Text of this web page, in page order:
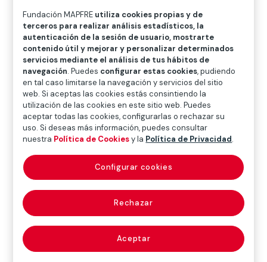
V
W X Y Z
Diccionario de seguros
bienes inalienables
(inalienable)
Aquellos que no pueden ser enajenados (p. ej. los
bienes de dominio público).
La inalienabilidad puede venir impuesta por la ley
(inalienabilidad absoluta) o puede dejar de existir,
previa autorización de la autoridad competente
Fundación MAPFRE utiliza cookies propias y de
terceros para realizar análisis estadísticos, la
autenticación de la sesión de usuario, mostrarte
contenido útil y mejorar y personalizar determinados
servicios mediante el análisis de tus hábitos de
navegación. Puedes configurar estas cookies, pudiendo
en tal caso limitarse la navegación y servicios del sitio
web. Si aceptas las cookies estás consintiendo la
utilización de las cookies en este sitio web. Puedes
aceptar todas las cookies, configurarlas o rechazar su
uso. Si deseas más información, puedes consultar
nuestra Política de Cookiesy la Política de Privacidad.
Rechazar
Aceptar
Configurar cookies